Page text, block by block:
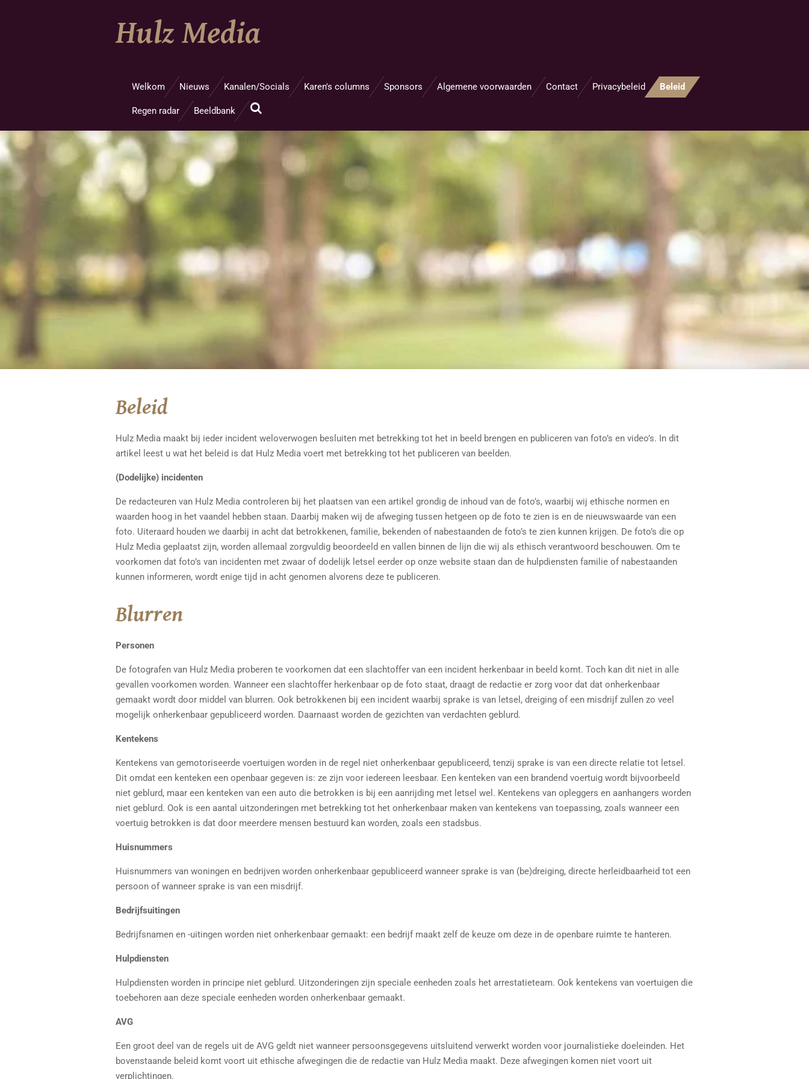
Hulz Media
Welkom Nieuws Kanalen/Socials Karen's columns Sponsors Algemene voorwaarden Contact Privacybeleid Beleid
Regen radar Beeldbank
Beleid
Hulz Media maakt bij ieder incident weloverwogen besluiten met betrekking tot het in beeld brengen en publiceren van foto’s en video’s. In dit
artikel leest u wat het beleid is dat Hulz Media voert met betrekking tot het publiceren van beelden.
(Dodelijke) incidenten
De redacteuren van Hulz Media controleren bij het plaatsen van een artikel grondig de inhoud van de foto’s, waarbij wij ethische normen en
waarden hoog in het vaandel hebben staan. Daarbij maken wij de afweging tussen hetgeen op de foto te zien is en de nieuwswaarde van een
foto. Uiteraard houden we daarbij in acht dat betrokkenen, familie, bekenden of nabestaanden de foto’s te zien kunnen krijgen. De foto’s die op
Hulz Media geplaatst zijn, worden allemaal zorgvuldig beoordeeld en vallen binnen de lijn die wij als ethisch verantwoord beschouwen. Om te
voorkomen dat foto’s van incidenten met zwaar of dodelijk letsel eerder op onze website staan dan de hulpdiensten familie of nabestaanden
kunnen informeren, wordt enige tijd in acht genomen alvorens deze te publiceren.
Blurren
Personen
De fotografen van Hulz Media proberen te voorkomen dat een slachtoffer van een incident herkenbaar in beeld komt. Toch kan dit niet in alle
gevallen voorkomen worden. Wanneer een slachtoffer herkenbaar op de foto staat, draagt de redactie er zorg voor dat dat onherkenbaar
gemaakt wordt door middel van blurren. Ook betrokkenen bij een incident waarbij sprake is van letsel, dreiging of een misdrijf zullen zo veel
mogelijk onherkenbaar gepubliceerd worden. Daarnaast worden de gezichten van verdachten geblurd.
Kentekens
Kentekens van gemotoriseerde voertuigen worden in de regel niet onherkenbaar gepubliceerd, tenzij sprake is van een directe relatie tot letsel.
Dit omdat een kenteken een openbaar gegeven is: ze zijn voor iedereen leesbaar. Een kenteken van een brandend voertuig wordt bijvoorbeeld
niet geblurd, maar een kenteken van een auto die betrokken is bij een aanrijding met letsel wel. Kentekens van opleggers en aanhangers worden
niet geblurd. Ook is een aantal uitzonderingen met betrekking tot het onherkenbaar maken van kentekens van toepassing, zoals wanneer een
voertuig betrokken is dat door meerdere mensen bestuurd kan worden, zoals een stadsbus.
Huisnummers
Huisnummers van woningen en bedrijven worden onherkenbaar gepubliceerd wanneer sprake is van (be)dreiging, directe herleidbaarheid tot een
persoon of wanneer sprake is van een misdrijf.
Bedrijfsuitingen
Bedrijfsnamen en -uitingen worden niet onherkenbaar gemaakt: een bedrijf maakt zelf de keuze om deze in de openbare ruimte te hanteren.
Hulpdiensten
Hulpdiensten worden in principe niet geblurd. Uitzonderingen zijn speciale eenheden zoals het arrestatieteam. Ook kentekens van voertuigen die
toebehoren aan deze speciale eenheden worden onherkenbaar gemaakt.
AVG
Een groot deel van de regels uit de AVG geldt niet wanneer persoonsgegevens uitsluitend verwerkt worden voor journalistieke doeleinden. Het
bovenstaande beleid komt voort uit ethische afwegingen die de redactie van Hulz Media maakt. Deze afwegingen komen niet voort uit
verplichtingen.